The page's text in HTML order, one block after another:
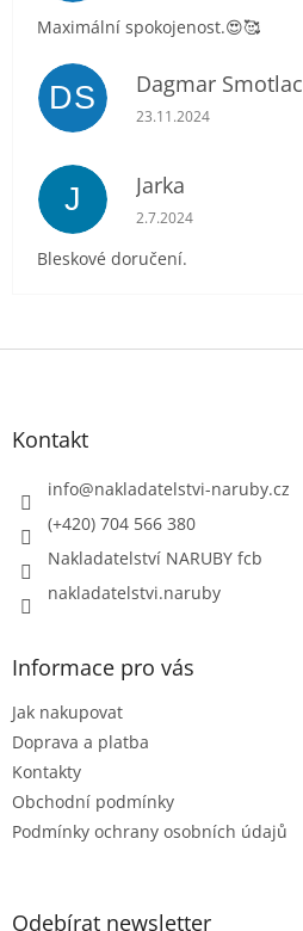
Maximální spokojenost.😍🥰
DS Dagmar
Hodnocení obchodu
23.11.2024
J Jarka
Hodnocení obchodu
2.7.2024
Bleskové doručení.
Z
Kontakt
info@nakladatelstvi-naruby.cz
(+420) 704 566 380
Nakladatelství NARUBY fcb
nakladatelstvi.naruby
Informace pro vás
Jak nakupovat
Doprava a platba
Kontakty
Obchodní podmínky
Podmínky ochrany osobních údajů
Odebírat newsletter